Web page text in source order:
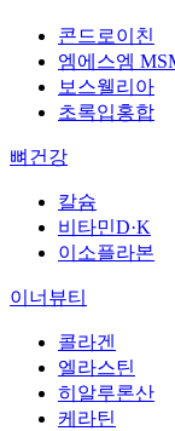
콘드로이친
엠에스엠
보스웰리아
초록입홍합
뼈건강
칼슘
비타민D·K
이소플라본
이너뷰티
콜라겐
엘라스틴
히알루론산
케라틴